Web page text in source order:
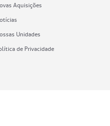
Aquisições
Unidades
de Privacidade